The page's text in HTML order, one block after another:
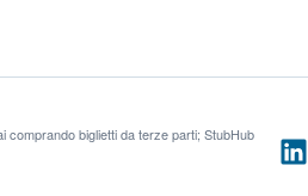
comprando biglietti da terze parti; StubHub